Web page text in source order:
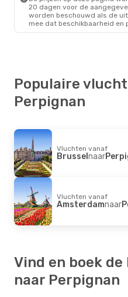
20 dagen voor de
worden beschouwd als de
mee dat beschikbaarheid en
Populaire
Perpignan
Vluchten vanaf
Brusselnaar
Vluchten vanaf
Amsterdamnaar
Vind en boek
naar Perpignan